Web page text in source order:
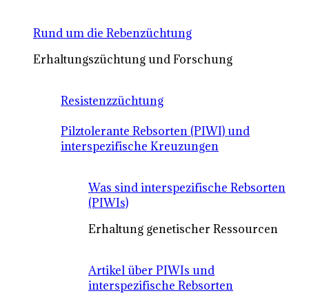
Rund um die Rebenzüchtung
Erhaltungszüchtung und Forschung
Resistenzzüchtung
Pilztolerante Rebsorten (PIWI) und
interspezifische Kreuzungen
Was sind interspezifische Rebsorten
(PIWIs)
Erhaltung genetischer Ressourcen
Artikel über PIWIs und
interspezifische Rebsorten